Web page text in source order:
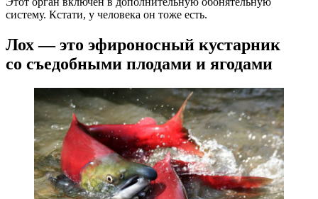
систему. Кстати, у человека он тоже есть.
Лох — это эфироносный кустарник
со съедобными плодами и ягодами